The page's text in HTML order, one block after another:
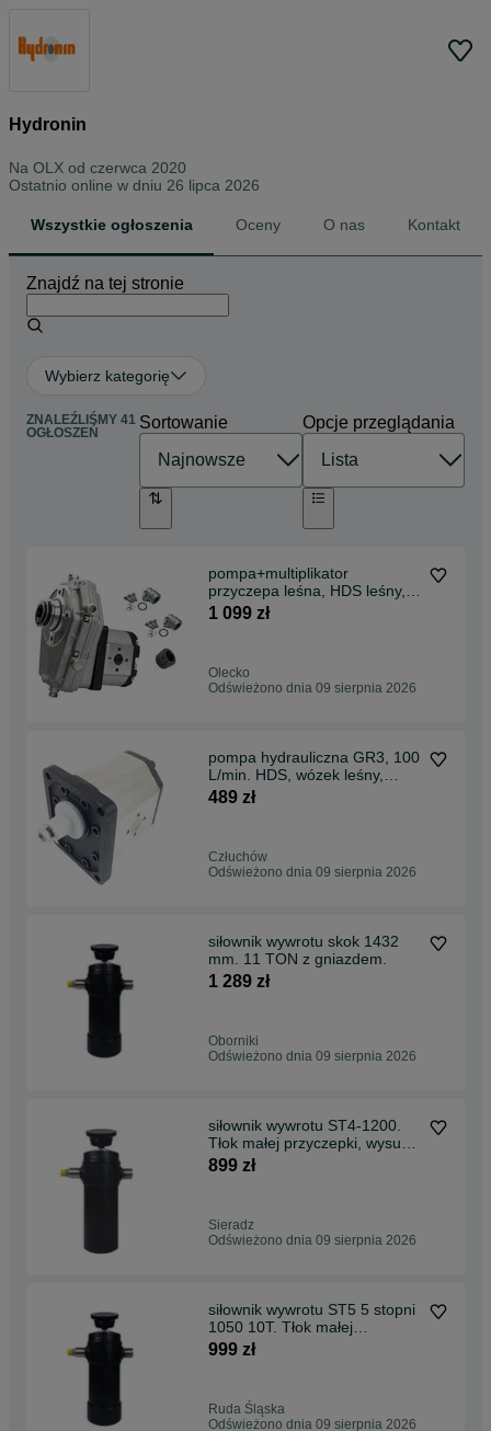
Hydronin
Na OLX od czerwca 2020
Ostatnio online w dniu 26 lipca 2026
Wszystkie ogłoszenia Oceny O nas Kontakt
Znajdź na tej stronie
Wybierz kategorię
ZNALEŹLIŚMY 41
OGŁOSZEŃ
Sortowanie Opcje przeglądania
pompa+multiplikator
przyczepa leśna, HDS leśny,
kompletny zestaw.
1 099 zł
Olecko
Odświeżono dnia 09 sierpnia 2026
pompa hydrauliczna GR3, 100
L/min. HDS, wózek leśny,
maszyna leśna.
489 zł
Człuchów
Odświeżono dnia 09 sierpnia 2026
siłownik wywrotu skok 1432
mm. 11 TON z gniazdem.
1 289 zł
Oborniki
Odświeżono dnia 09 sierpnia 2026
siłownik wywrotu ST4-1200.
Tłok małej przyczepki, wysuw
1200 mm.
899 zł
Sieradz
Odświeżono dnia 09 sierpnia 2026
siłownik wywrotu ST5 5 stopni
1050 10T. Tłok małej
przyczeki samoróbki
999 zł
Ruda Śląska
Odświeżono dnia 09 sierpnia 2026